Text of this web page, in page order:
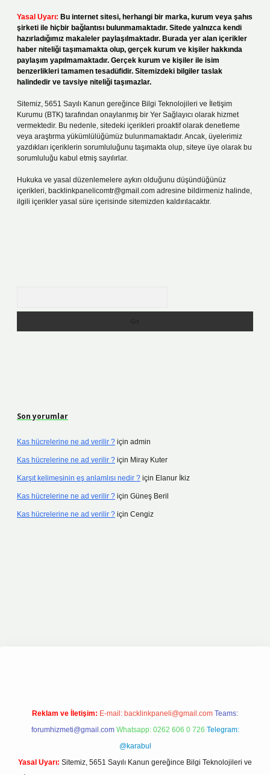
Yasal Uyarı: Bu internet sitesi, herhangi bir marka, kurum veya şahıs
şirketi ile hiçbir bağlantısı bulunmamaktadır. Sitede yalnızca kendi
hazırladığımız makaleler paylaşılmaktadır. Burada yer alan içerikler
haber niteliği taşımamakta olup, gerçek kurum ve kişiler hakkında
paylaşım yapılmamaktadır. Gerçek kurum ve kişiler ile isim
benzerlikleri tamamen tesadüfidir. Sitemizdeki bilgiler taslak
halindedir ve tavsiye niteliği taşımazlar.
Sitemiz, 5651 Sayılı Kanun gereğince Bilgi Teknolojileri ve İletişim
Kurumu (BTK) tarafından onaylanmış bir Yer Sağlayıcı olarak hizmet
vermektedir. Bu nedenle, sitedeki içerikleri proaktif olarak denetleme
veya araştırma yükümlülüğümüz bulunmamaktadır. Ancak, üyelerimiz
yazdıkları içeriklerin sorumluluğunu taşımakta olup, siteye üye olarak bu
sorumluluğu kabul etmiş sayılırlar.
Hukuka ve yasal düzenlemelere aykırı olduğunu düşündüğünüz
içerikleri, backlinkpanelicomtr@gmail.com adresine bildirmeniz halinde,
ilgili içerikler yasal süre içerisinde sitemizden kaldırılacaktır.
Son yorumlar
Kas hücrelerine ne ad verilir ? için admin
Kas hücrelerine ne ad verilir ? için Miray Kuter
Karşıt kelimesinin eş anlamlısı nedir ? için Elanur İkiz
Kas hücrelerine ne ad verilir ? için Güneş Beril
Kas hücrelerine ne ad verilir ? için Cengiz
Reklam ve İletişim: E-mail: backlinkpaneli@gmail.com Teams:
forumhizmeti@gmail.com Whatsapp: 0262 606 0 726 Telegram:
@karabul
Yasal Uyarı: Sitemiz, 5651 Sayılı Kanun gereğince Bilgi Teknolojileri ve